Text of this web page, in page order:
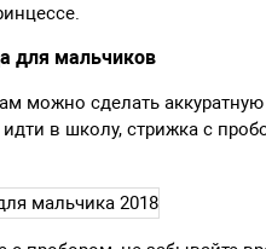
для мальчиков
можно сделать
идти в школу, стрижка с